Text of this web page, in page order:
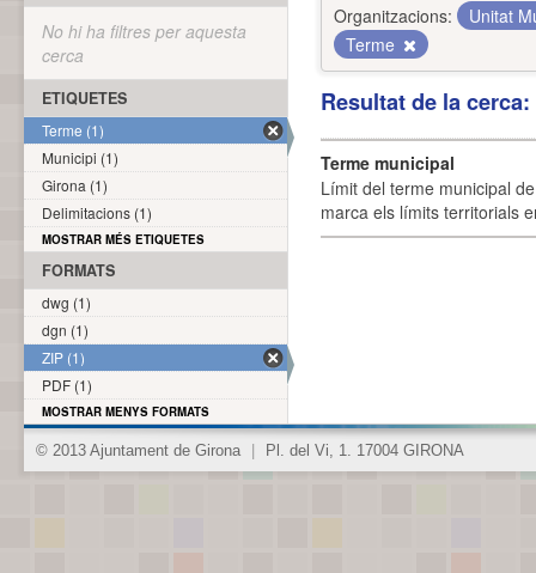
Organitzacions:
Unitat
Terme
Resultat de la
Terme municipal
Límit del terme municipal
marca els límits territorials
No hi ha filtres per aquesta
cerca
ETIQUETES
Terme (1)
Municipi (1)
Girona (1)
Delimitacions (1)
MOSTRAR MÉS ETIQUETES
FORMATS
dwg (1)
dgn (1)
ZIP (1)
PDF (1)
MOSTRAR MENYS FORMATS
© 2013 Ajuntament de Girona Pl. del Vi, 1. 17004 GIRONA